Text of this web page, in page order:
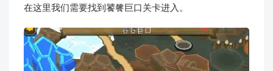
在这里我们需要找到饕餮巨口关卡进入。